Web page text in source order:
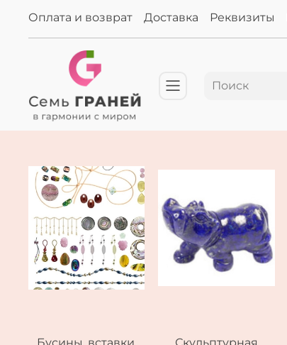
Оплата и возврат Доставка Реквизиты